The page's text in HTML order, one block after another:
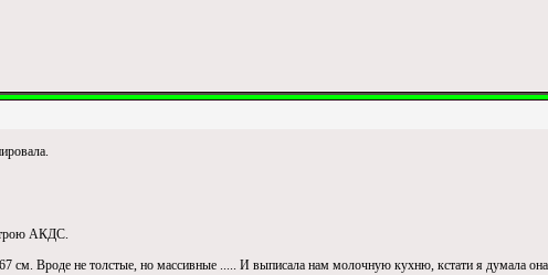
АКДС.
см. Вроде не толстые, но массивные ..... И выписала нам молочную кухню, кстати я думала она